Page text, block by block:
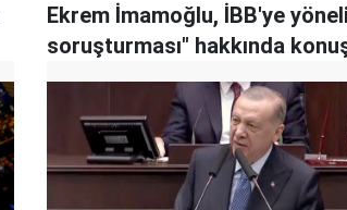
Ekrem İmamoğlu, İBB'ye
soruşturması" hakkında